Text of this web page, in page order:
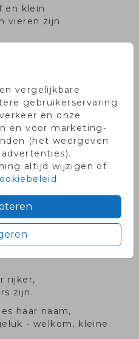
vergelijkbare
gebruikerservaring
en onze
en voor marketing-
(het weergeven
altijd wijzigen of
.
en klein
vieren zijn
above,
love
ons sprookje compleet
en een glimlach zo
rijker,
zijn.
haar naam,
- welkom, kleine